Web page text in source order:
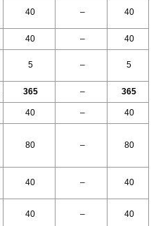
40 – 40
40 – 40
5 – 5
365 – 365
40 – 40
80 – 80
40 – 40
40 – 40